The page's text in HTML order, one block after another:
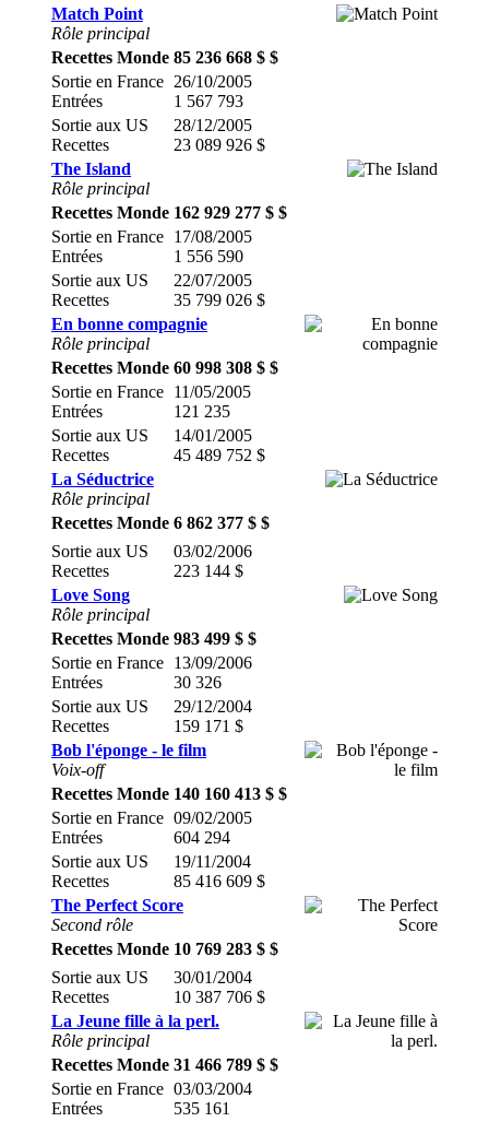
Match Point
Rôle principal
Recettes Monde 85 236 668 $ $
Sortie en France
Entrées
26/10/2005
1 567 793
Sortie aux US
Recettes
28/12/2005
23 089 926 $
The Island
Rôle principal
Recettes Monde 162 929 277 $ $
Sortie en France
Entrées
17/08/2005
1 556 590
Sortie aux US
Recettes
22/07/2005
35 799 026 $
En bonne compagnie
Rôle principal
Recettes Monde 60 998 308 $ $
Sortie en France
Entrées
11/05/2005
121 235
Sortie aux US
Recettes
14/01/2005
45 489 752 $
La Séductrice
Rôle principal
Recettes Monde 6 862 377 $ $
Sortie aux US
Recettes
03/02/2006
223 144 $
Love Song
Rôle principal
Recettes Monde 983 499 $ $
Sortie en France
Entrées
13/09/2006
30 326
Sortie aux US
Recettes
29/12/2004
159 171 $
Bob l'éponge - le film
Voix-off
Recettes Monde 140 160 413 $ $
Sortie en France
Entrées
09/02/2005
604 294
Sortie aux US
Recettes
19/11/2004
85 416 609 $
The Perfect Score
Second rôle
Recettes Monde 10 769 283 $ $
Sortie aux US
Recettes
30/01/2004
10 387 706 $
La Jeune fille à la perl.
Rôle principal
Recettes Monde 31 466 789 $ $
Sortie en France
Entrées
03/03/2004
535 161